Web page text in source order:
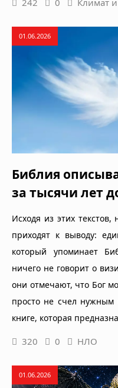
242 0 Климат
01.06.2026
Библия
за тысячи лет
Исходя из этих
приходят к выводу:
который упоминает
ничего не говорит о
они отмечают, что Бог
просто не счел нужным
книге, которая
320 0 НЛО
01.06.2026